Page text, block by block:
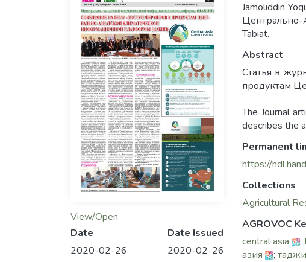
View/Open
Date
2020-02-26
Date Issued
2020-02-26
Jamoliddin
Центрально-
Tabiat.
Abstract
Статья в
продуктам
The Journal
describes the
Permanent
https://
Collections
Agricultural
AGROVOC
central asia
;
азия
;